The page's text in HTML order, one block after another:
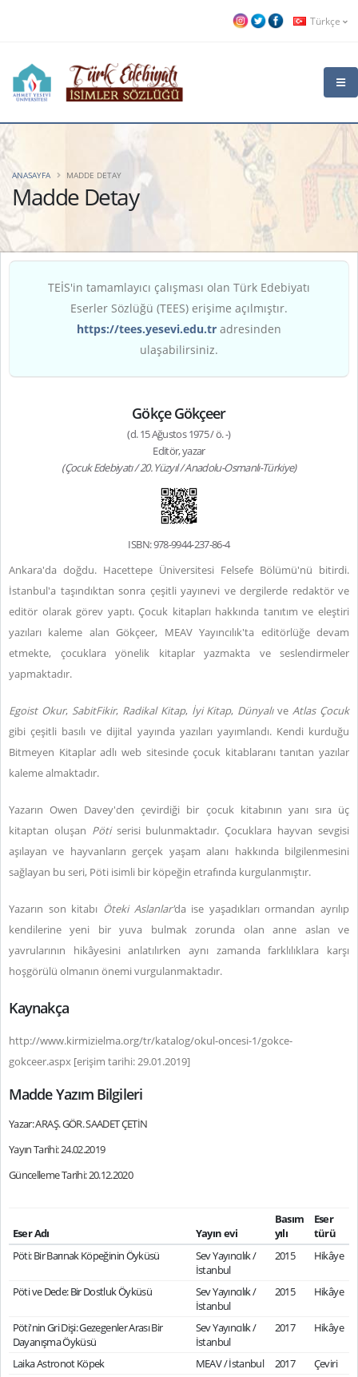
Türkçe
Madde Detay
ANASAYFA MADDE DETAY
TEİS'in tamamlayıcı çalışması olan Türk Edebiyatı
Eserler Sözlüğü (TEES) erişime açılmıştır.
https://tees.yesevi.edu.tr adresinden
ulaşabilirsiniz.
Gökçe Gökçeer
(d. 15 Ağustos 1975 / ö. -)
Editör, yazar
(Çocuk Edebiyatı / 20. Yüzyıl / Anadolu-Osmanlı-Türkiye)
ISBN: 978-9944-237-86-4
Ankara'da doğdu. Hacettepe Üniversitesi Felsefe Bölümü'nü bitirdi.
İstanbul'a taşındıktan sonra çeşitli yayınevi ve dergilerde redaktör ve
editör olarak görev yaptı. Çocuk kitapları hakkında tanıtım ve eleştiri
yazıları kaleme alan Gökçeer, MEAV Yayıncılık'ta editörlüğe devam
etmekte, çocuklara yönelik kitaplar yazmakta ve seslendirmeler
yapmaktadır.
Egoist Okur, SabitFikir, Radikal Kitap, İyi Kitap, Dünyalıve Atlas Çocuk
gibi çeşitli basılı ve dijital yayında yazıları yayımlandı. Kendi kurduğu
Bitmeyen Kitaplar adlı web sitesinde çocuk kitablaranı tanıtan yazılar
kaleme almaktadır.
Yazarın Owen Davey'den çevirdiği bir çocuk kitabının yanı sıra üç
kitaptan oluşan Pöti serisi bulunmaktadır. Çocuklara hayvan sevgisi
aşılayan ve hayvanların gerçek yaşam alanı hakkında bilgilenmesini
sağlayan bu seri, Pöti isimli bir köpeğin etrafında kurgulanmıştır.
Yazarın son kitabı Öteki Aslanlar'da ise yaşadıkları ormandan ayrılıp
kendilerine yeni bir yuva bulmak zorunda olan anne aslan ve
yavrularının hikâyesini anlatılırken aynı zamanda farklılıklara karşı
hoşgörülü olmanın önemi vurgulanmaktadır.
Kaynakça
http://www.kirmizielma.org/tr/katalog/okul-oncesi-1/gokce-
gokceer.aspx [erişim tarihi: 29.01.2019]
Madde Yazım Bilgileri
Yazar: ARAŞ. GÖR. SAADET ÇETİN
Yayın Tarihi: 24.02.2019
Güncelleme Tarihi: 20.12.2020
Eser Adı Yayın evi
Basım
yılı
Eser
türü
Pöti: Bir Barınak Köpeğinin Öyküsü
Sev Yayıncılık /
İstanbul
2015 Hikâye
Pöti ve Dede: Bir Dostluk Öyküsü
Sev Yayıncılık /
İstanbul
2015 Hikâye
Pöti'nin Gri Dişi: Gezegenler Arası Bir
Dayanışma Öyküsü
Sev Yayıncılık /
İstanbul
2017 Hikâye
Laika Astronot Köpek MEAV / İstanbul 2017
Çeviri